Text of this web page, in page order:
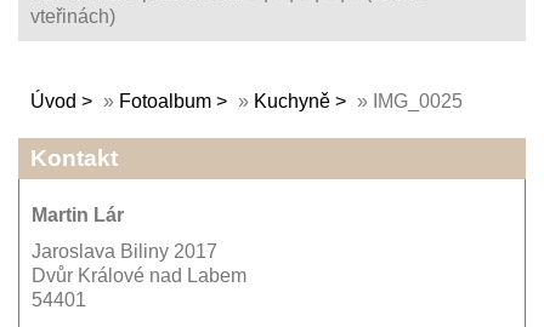
vteřinách)
Úvod » Fotoalbum » Kuchyně » IMG_0025
Kontakt
Martin Lár
Jaroslava Biliny 2017
Dvůr Králové nad Labem
54401